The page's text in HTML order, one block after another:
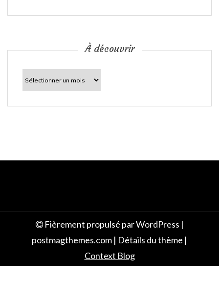
c
À découvrir
découvrir
Fièrement propulsé par WordPress |
postmagthemes.com | Détails du thème |
Context Blog